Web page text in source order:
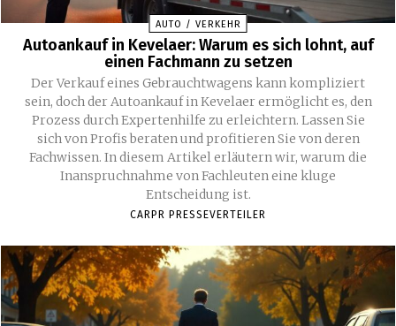
AUTO / VERKEHR
Autoankauf in Kevelaer: Warum es sich lohnt, auf
einen Fachmann zu setzen
Der Verkauf eines Gebrauchtwagens kann kompliziert
sein, doch der Autoankauf in Kevelaer ermöglicht es, den
Prozess durch Expertenhilfe zu erleichtern. Lassen Sie
sich von Profis beraten und profitieren Sie von deren
Fachwissen. In diesem Artikel erläutern wir, warum die
Inanspruchnahme von Fachleuten eine kluge
Entscheidung ist.
CARPR PRESSEVERTEILER